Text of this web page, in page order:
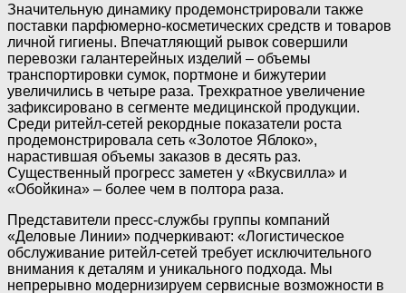
Значительную динамику продемонстрировали также
поставки парфюмерно-косметических средств и товаров
личной гигиены. Впечатляющий рывок совершили
перевозки галантерейных изделий – объемы
транспортировки сумок, портмоне и бижутерии
увеличились в четыре раза. Трехкратное увеличение
зафиксировано в сегменте медицинской продукции.
Среди ритейл-сетей рекордные показатели роста
продемонстрировала сеть «Золотое Яблоко»,
нарастившая объемы заказов в десять раз.
Существенный прогресс заметен у «Вкусвилла» и
«Обойкина» – более чем в полтора раза.
Представители пресс-службы группы компаний
«Деловые Линии» подчеркивают: «Логистическое
обслуживание ритейл-сетей требует исключительного
внимания к деталям и уникального подхода. Мы
непрерывно модернизируем сервисные возможности в